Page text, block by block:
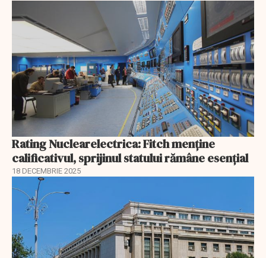
Rating Nuclearelectrica: Fitch menține
calificativul, sprijinul statului rămâne esențial
18 DECEMBRIE 2025